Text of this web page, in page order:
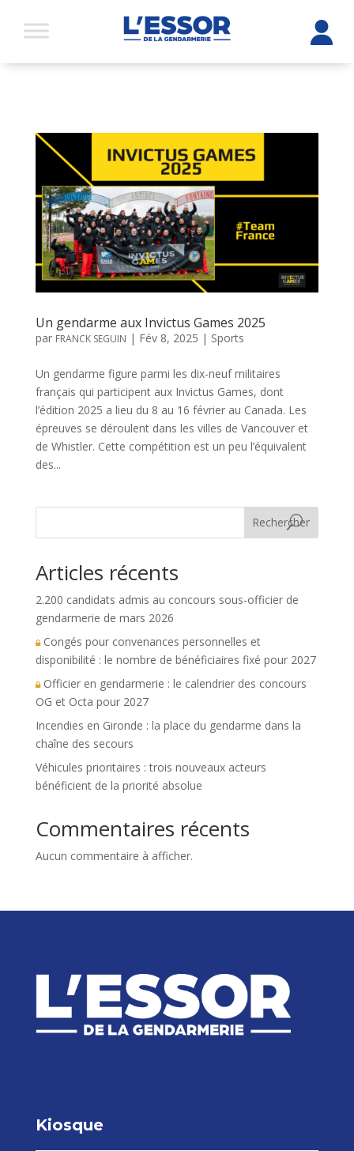
Un gendarme aux Invictus Games 2025
par FRANCK SEGUIN | Fév 8, 2025 | Sports
Un gendarme figure parmi les dix-neuf militaires
français qui participent aux Invictus Games, dont
l’édition 2025 a lieu du 8 au 16 février au Canada. Les
épreuves se déroulent dans les villes de Vancouver et
de Whistler. Cette compétition est un peu l’équivalent
des...
Rechercher
Articles récents
2.200 candidats admis au concours sous-officier de
gendarmerie de mars 2026
Congés pour convenances personnelles et
disponibilité : le nombre de bénéficiaires fixé pour 2027
Officier en gendarmerie : le calendrier des concours
OG et Octa pour 2027
Incendies en Gironde : la place du gendarme dans la
chaîne des secours
Véhicules prioritaires : trois nouveaux acteurs
bénéficient de la priorité absolue
Commentaires récents
Aucun commentaire à afficher.
Kiosque